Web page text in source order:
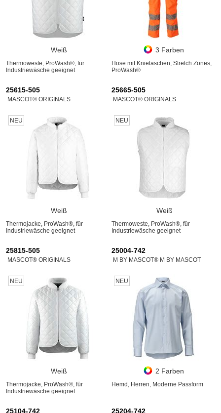
Weiß
Thermoweste, ProWash®, für
Industriewäsche geeignet
3 Farben
Hose mit Knietaschen, Stretch Zones,
ProWash®
25615-505
MASCOT® ORIGINALS
NEU
Weiß
Thermojacke, ProWash®, für
Industriewäsche geeignet
25665-505
MASCOT® ORIGINALS
NEU
Weiß
Thermoweste, ProWash®, für
Industriewäsche geeignet
25815-505
MASCOT® ORIGINALS
NEU
Weiß
Thermojacke, ProWash®, für
Industriewäsche geeignet
25004-742
M BY MASCOT® M BY MASCOT
NEU
2 Farben
Hemd, Herren, Moderne Passform
25104-742 25204-742